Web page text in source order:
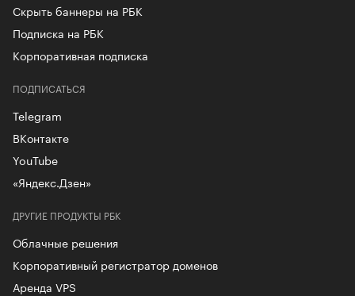
Скрыть баннеры на РБК
Подписка на РБК
Корпоративная подписка
ДРУГИЕ ПРОДУКТЫ РБК
Облачные решения
Корпоративный регистратор доменов
Аренда VPS
ПОДПИСАТЬСЯ
Telegram
ВКонтакте
YouTube
«Яндекс.Дзен»